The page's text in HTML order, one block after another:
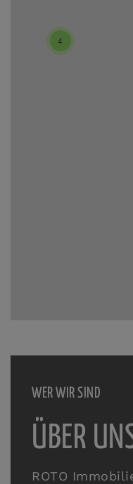
4
WER WIR SIND
ÜBER
ROTO